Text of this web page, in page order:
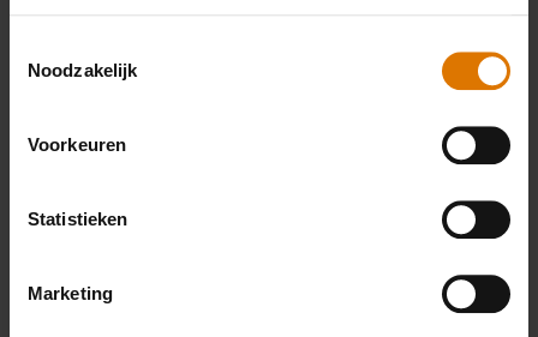
Noodzakelijk
Voorkeuren
Statistieken
Marketing
Aanbevolen